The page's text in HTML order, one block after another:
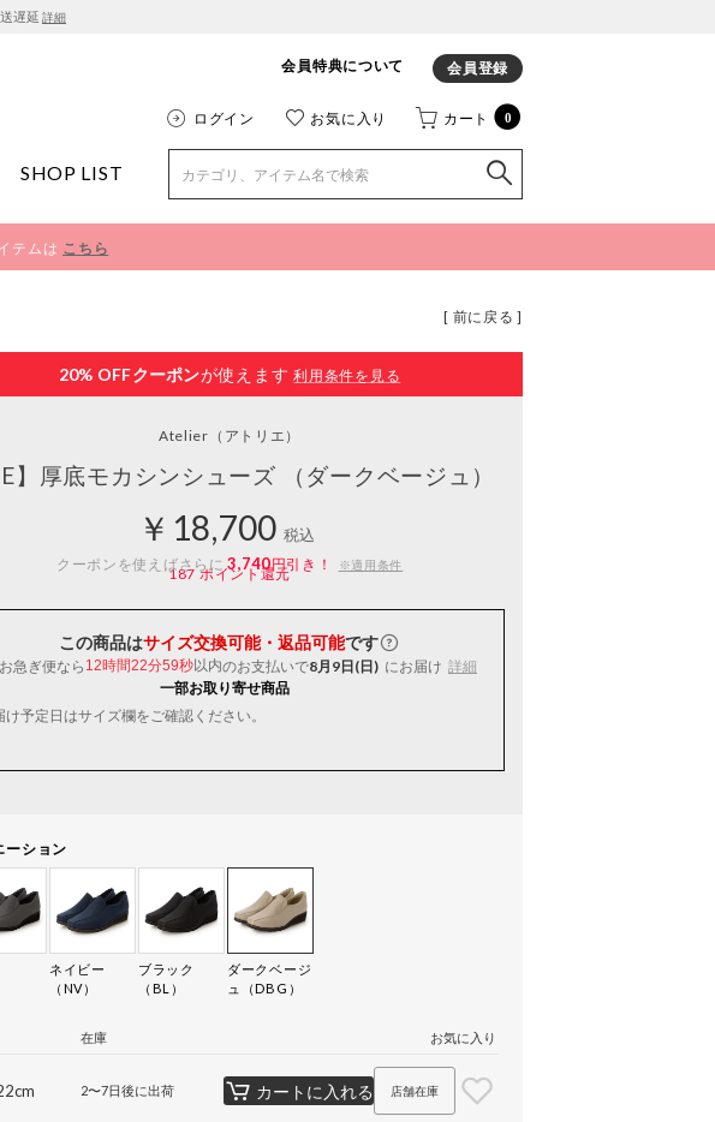
遅延 詳細
会員特典について 会員登録
ログイン お気に入り カート 0
SHOP LIST
テムは こちら
[ 前に戻る ]
20% OFFクーポンが使えます 利用条件を見る
Atelier （アトリエ）
】厚底モカシンシューズ （ダークベージュ）
￥18,700 税込
クーポンを使えばさらに3,740円引き！ ※適用条件
187ポイント還元
この商品はサイズ交換可能・返品可能です
お急ぎ便なら 12時間22分58秒以内のお支払いで8月9日(日) にお届け 詳細
一部お取り寄せ商品
け予定日はサイズ欄をご確認ください。
ーション
ネイビー
（NV）
ブラック
（BL）
ダークベージ
ュ（DBG）
在庫 お気に入り
2〜7日後に出荷 カートに入れる 店舗在庫